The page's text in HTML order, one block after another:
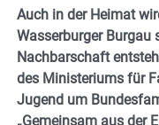
Auch in der Heimat
Wasserburger
Nachbarschaft
des Ministeriums für
Jugend um
„Gemeinsam aus der